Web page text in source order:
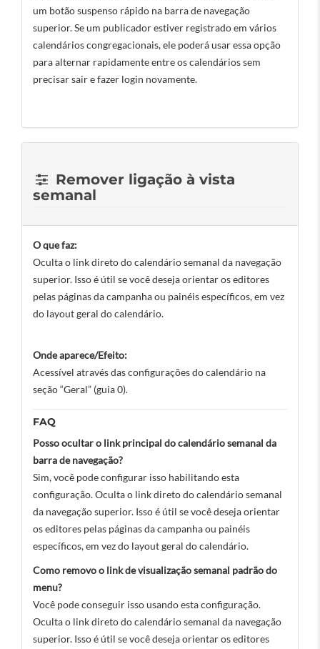
um botão suspenso rápido na barra de navegação
superior. Se um publicador estiver registrado em vários
calendários congregacionais, ele poderá usar essa opção
para alternar rapidamente entre os calendários sem
precisar sair e fazer login novamente.
Remover ligação à vista
semanal
O que faz:
Oculta o link direto do calendário semanal da navegação
superior. Isso é útil se você deseja orientar os editores
pelas páginas da campanha ou painéis específicos, em vez
do layout geral do calendário.
Onde aparece/Efeito:
Acessível através das configurações do calendário na
seção “Geral” (guia 0).
FAQ
Posso ocultar o link principal do calendário semanal da
barra de navegação?
Sim, você pode configurar isso habilitando esta
configuração. Oculta o link direto do calendário semanal
da navegação superior. Isso é útil se você deseja orientar
os editores pelas páginas da campanha ou painéis
específicos, em vez do layout geral do calendário.
Como removo o link de visualização semanal padrão do
menu?
Você pode conseguir isso usando esta configuração.
Oculta o link direto do calendário semanal da navegação
superior. Isso é útil se você deseja orientar os editores